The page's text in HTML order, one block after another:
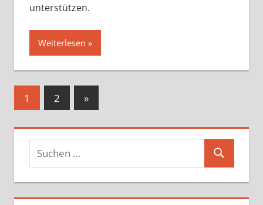
unterstützen.
Weiterlesen
Seitennummerierung
Beiträge
1 2
Nächste
Beiträge
»